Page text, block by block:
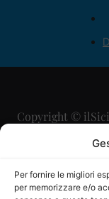
Per fornire le migliori
per memorizzare e/o
Copyright ©